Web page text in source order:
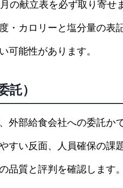
の献立表を必ず取り寄せ
・カロリーと塩分量の表
可能性があります。
）
外部給食会社への委託か
すい反面、人員確保の課
品質と評判を確認します。